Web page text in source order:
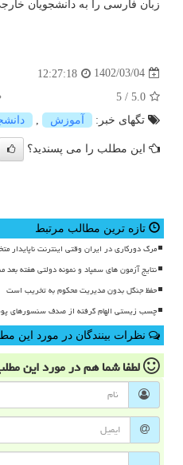
زبان فارسی را به دانشجویان
1402/03/04
12:27:18
5.0
/
5
تگهای خبر:
آموزش
این مطلب را می پسندید؟
تازه ترین مطالب مرتبط
مرگ دورکاری در ایران وقتی اینترنت ناپایدار
نتایج آزمون های سمپاد و نمونه دولتی هفته
حفظ جنگل بدون مدیریت محکوم به تخریب است
چسب زیستی الهام گرفته از صدف سنسورهای
نظرات بینندگان در مورد این
لطفا شما همدر مورد این